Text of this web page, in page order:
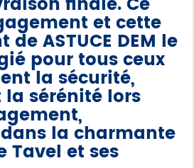
et cette
ASTUCE DEM le
pour tous ceux
la sécurité,
sérénité lors
la charmante
Tavel et ses